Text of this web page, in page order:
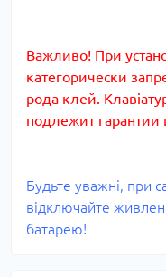
Важливо! При
категорически
рода клей.
подлежит гарантии
Будьте уважні, при
відключайте
батарею!